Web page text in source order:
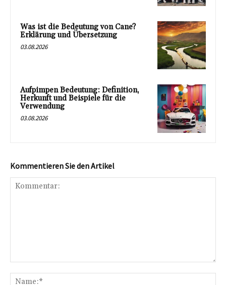
Was ist die Bedeutung von Cane?
Erklärung und Übersetzung
03.08.2026
Aufpimpen Bedeutung: Definition,
Herkunft und Beispiele für die
Verwendung
03.08.2026
Kommentieren Sie den Artikel